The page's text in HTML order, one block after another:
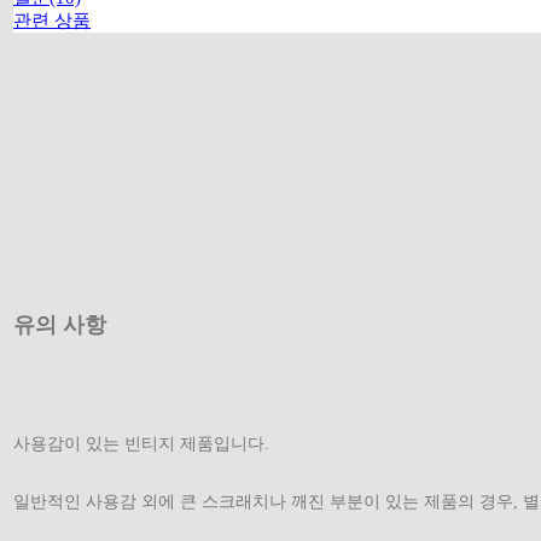
관련 상품
유의 사항
사용감이 있는 빈티지 제품입니다.
일반적인 사용감 외에 큰 스크래치나 깨진 부분이 있는 제품의 경우,